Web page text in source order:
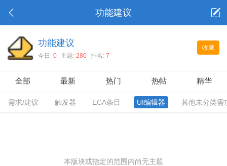
功能建议
收藏
功能建议
今日: 0 主题: 280 排名: 7
全部 最新 热门 热帖 精华
需求/建议 触发器 ECA条目 UI编辑器 其他未分类需
本版块或指定的范围内尚无主题